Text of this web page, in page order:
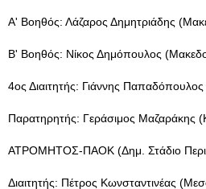
Α' Βοηθός: Λάζαρος Δημητριάδης
Β' Βοηθός: Νίκος Δημόπουλος
4ος Διαιτητής: Γιάννης
Παρατηρητής: Γεράσιμος Μαζαράκης
ΑΤΡΟΜΗΤΟΣ-ΠΑΟΚ (Δημ. Στάδιο
Διαιτητής: Πέτρος Κωνσταντινέας